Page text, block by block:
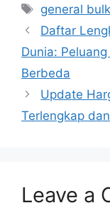
Tags
general
Daftar
Dunia:
Berbeda
Update
Terlengkap
Leave a